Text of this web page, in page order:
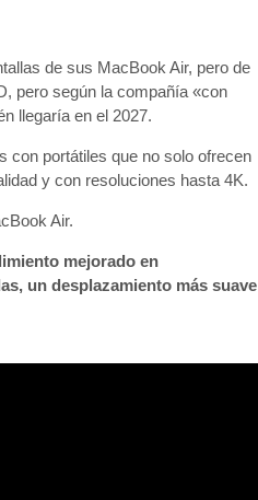
de sus MacBook Air, pero de
pero según la compañía «con
llegaría en el 2027.
con portátiles que no solo ofrecen
y con resoluciones hasta 4K.
Air.
mejorado en
un desplazamiento más suave